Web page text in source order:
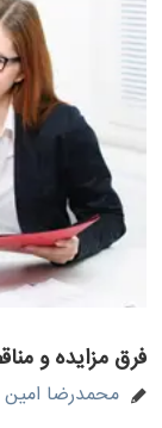
فرق مزایده و
محمدرضا امین